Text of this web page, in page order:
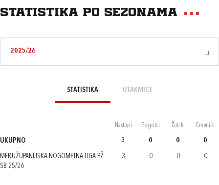
Statistika po sezonama
2025/26
STATISTIKA UTAKMICE
Nastupi Pogotci Žuti k. Crveni k.
UKUPNO 3 0 0 0
MEĐUŽUPANIJSKA NOGOMETNA LIGA PŽ-
SB 25/26
3 0 0 0